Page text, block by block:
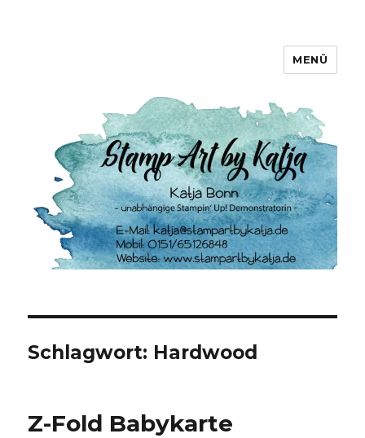
MENÜ
Schlagwort: Hardwood
Z-Fold Babykarte